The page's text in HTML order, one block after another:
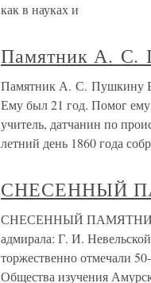
как в науках и
Памятник А. С.
Памятник А. С. Пушкину В
Ему был 21 год. Помог ему
учитель, датчанин по
летний день 1860 года
СНЕСЕННЫЙ
СНЕСЕННЫЙ ПАМЯТНИК
адмирала: Г. И.
торжественно отмечали
Общества изучения